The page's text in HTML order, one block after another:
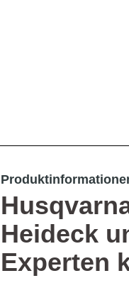
Heideck
Experten